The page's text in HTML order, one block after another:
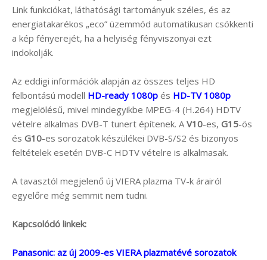
Link funkciókat, láthatósági tartományuk széles, és az
energiatakarékos „eco” üzemmód automatikusan csökkenti
a kép fényerejét, ha a helyiség fényviszonyai ezt
indokolják.
Az eddigi információk alapján az összes teljes HD
felbontású modell HD-ready 1080p és HD-TV 1080p
megjelölésű, mivel mindegyikbe MPEG-4 (H.264) HDTV
vételre alkalmas DVB-T tunert építenek. AV10-es, G15-ös
és G10-es sorozatok készülékei DVB-S/S2 és bizonyos
feltételek esetén DVB-C HDTV vételre is alkalmasak.
A tavasztól megjelenő új VIERA plazma TV-k árairól
egyelőre még semmit nem tudni.
Kapcsolódó linkek:
Panasonic: az új 2009-es VIERA plazmatévé sorozatok